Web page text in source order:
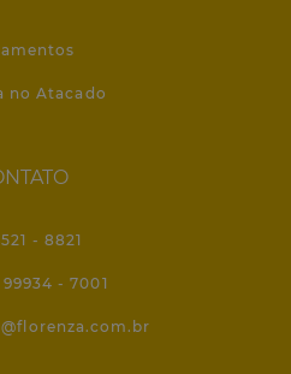
no Atacado
- 8821
- 7001